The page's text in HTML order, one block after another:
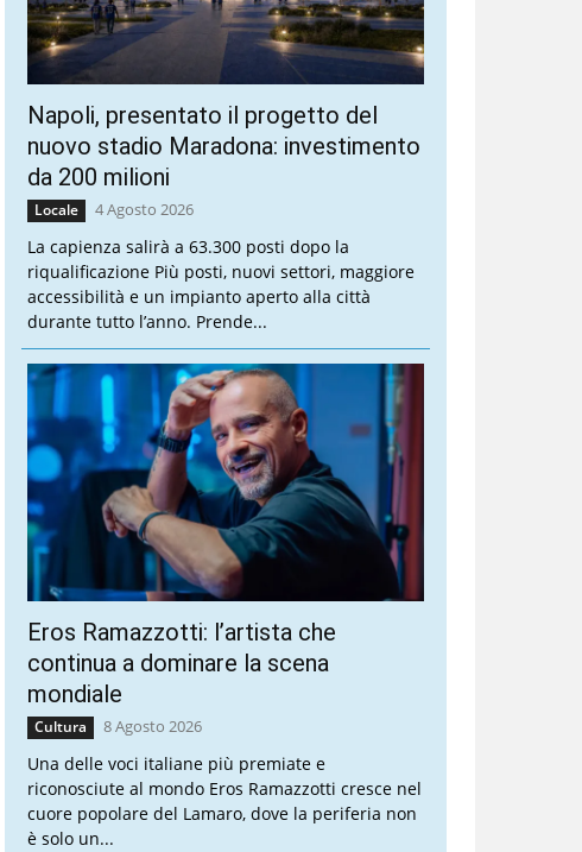
Napoli, presentato il progetto del
nuovo stadio Maradona: investimento
da 200 milioni
Locale 4 Agosto 2026
La capienza salirà a 63.300 posti dopo la
riqualificazione Più posti, nuovi settori, maggiore
accessibilità e un impianto aperto alla città
durante tutto l’anno. Prende...
Eros Ramazzotti: l’artista che
continua a dominare la scena
mondiale
Cultura 8 Agosto 2026
Una delle voci italiane più premiate e
riconosciute al mondo Eros Ramazzotti cresce nel
cuore popolare del Lamaro, dove la periferia non
è solo un...